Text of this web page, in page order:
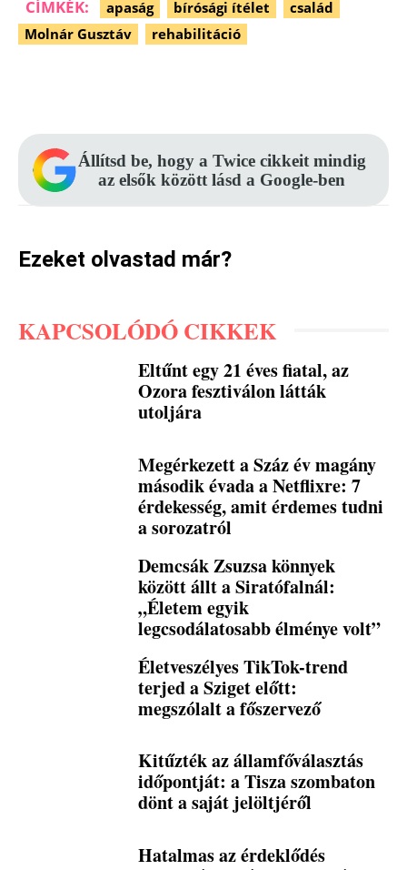
CÍMKÉK: apaság bírósági ítélet
család
Molnár Gusztáv
rehabilitáció
Állítsd be, hogy a Twice cikkeit mindig
az elsők között lásd a Google-ben
Ezeket olvastad már?
KAPCSOLÓDÓ CIKKEK
Eltűnt egy 21 éves fiatal, az
Ozora fesztiválon látták
utoljára
Megérkezett a Száz év magány
második évada a Netflixre: 7
érdekesség, amit érdemes tudni
a sorozatról
Demcsák Zsuzsa könnyek
között állt a Siratófalnál:
„Életem egyik
legcsodálatosabb élménye volt”
Életveszélyes TikTok-trend
terjed a Sziget előtt:
megszólalt a főszervező
Kitűzték az államfőválasztás
időpontját: a Tisza szombaton
dönt a saját jelöltjéről
Hatalmas az érdeklődés